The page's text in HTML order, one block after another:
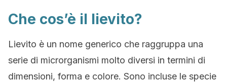
Che cos’è il lievito?
Lievito è un nome generico che raggruppa una
serie di microrganismi molto diversi in termini di
dimensioni, forma e colore. Sono incluse le specie